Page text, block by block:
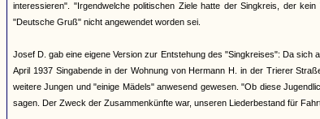
interessieren". "Irgendwelche politischen Ziele hatte der Singkreis, der
"Deutsche Gruß" nicht angewendet worden sei.
Josef D. gab eine eigene Version zur Entstehung des "Singkreises": Da
April 1937 Singabende in der Wohnung von Hermann H. in der Trierer
weitere Jungen und "einige Mädels" anwesend gewesen. "Ob diese
sagen. Der Zweck der Zusammenkünfte war, unseren Liederbestand für